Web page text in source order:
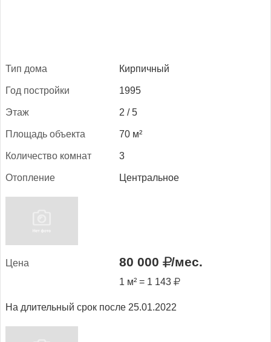
Тип до­ма Кирпичный
Год пос­трой­ки 1995
Этаж 2 / 5
Пло­щадь объ­ек­та 70 м²
Ко­личес­тво ком­нат 3
Отоп­ле­ние Центральное
Це­на 80 000 /мес.
1 м² = 1 143
На длительный срок после 25.01.2022